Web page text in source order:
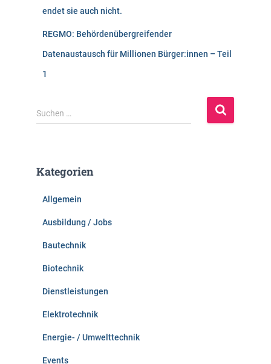
endet sie auch nicht.
REGMO: Behördenübergreifender
Datenaustausch für Millionen Bürger:innen – Teil
1
S
u
n
Suchen …
Kategorien
Allgemein
Ausbildung / Jobs
Bautechnik
Biotechnik
Dienstleistungen
Elektrotechnik
Energie- / Umwelttechnik
Events